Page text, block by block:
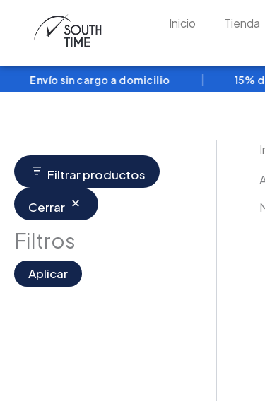
Inicio Tienda
Envío sin cargo a domicilio 15%
Filtrar productos
Cerrar
Filtros
Aplicar